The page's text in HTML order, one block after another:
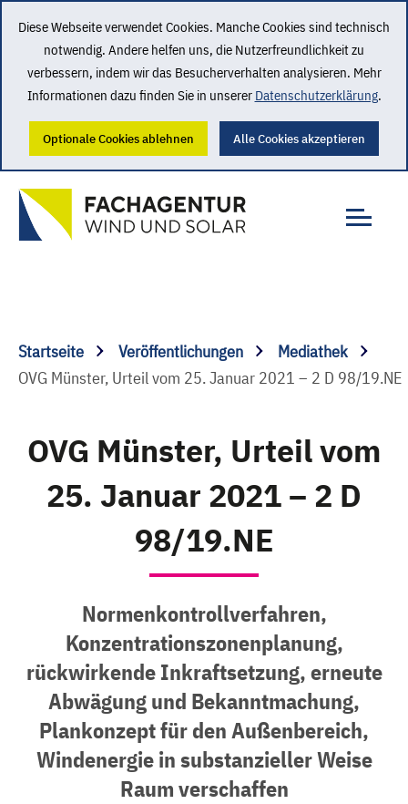
Diese Webseite verwendet Cookies. Manche Cookies sind technisch
notwendig. Andere helfen uns, die Nutzerfreundlichkeit zu
verbessern, indem wir das Besucherverhalten analysieren. Mehr
Informationen dazu finden Sie in unserer Datenschutzerklärung.
Optionale Cookies ablehnen Alle Cookies akzeptieren
Startseite Veröffentlichungen
Mediathek
OVG Münster, Urteil vom 25. Januar 2021 – 2 D 98/19.NE
OVG Münster, Urteil vom
25. Januar 2021 – 2 D
98/19.NE
Normenkontrollverfahren,
Konzentrationszonenplanung,
rückwirkende Inkraftsetzung, erneute
Abwägung und Bekanntmachung,
Plankonzept für den Außenbereich,
Windenergie in substanzieller Weise
Raum verschaffen